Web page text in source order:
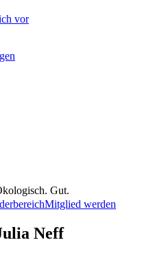
vor
kologisch. Gut.
Mitglied werden
Neff